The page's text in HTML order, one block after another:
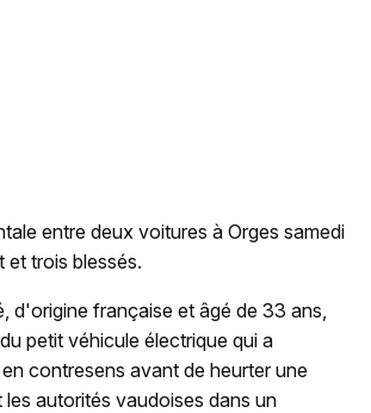
entre deux voitures à Orges samedi
et trois blessés.
d'origine française et âgé de 33 ans,
petit véhicule électrique qui a
contresens avant de heurter une
les autorités vaudoises dans un